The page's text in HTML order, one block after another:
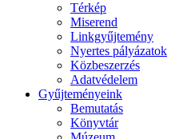
Térkép
Miserend
Linkgyűjtemény
Nyertes pályázatok
Közbeszerzés
Adatvédelem
Gyűjteményeink
Bemutatás
Könyvtár